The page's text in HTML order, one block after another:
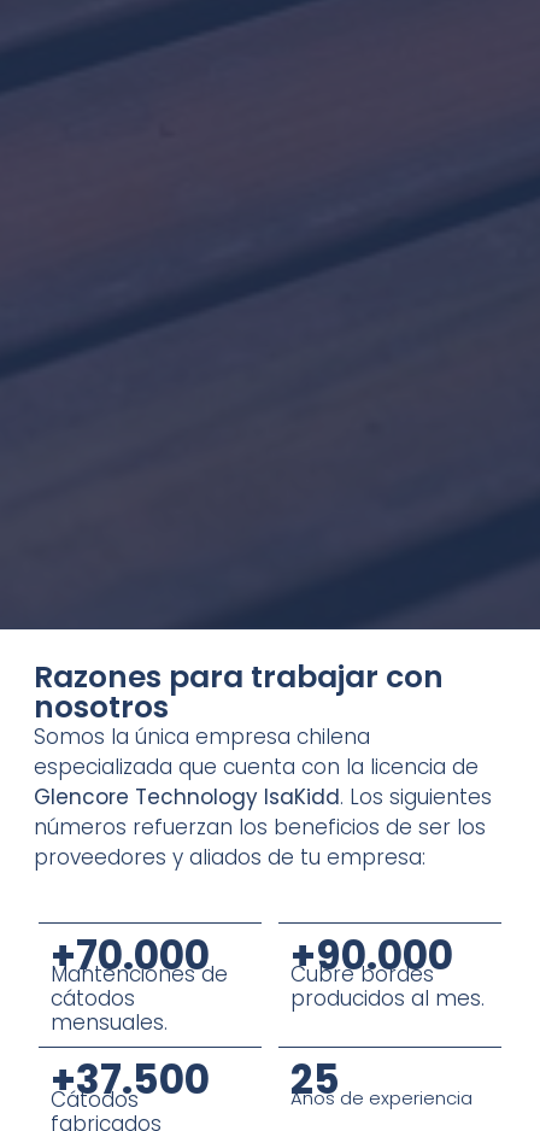
Razones para trabajar con
nosotros
Somos la única empresa chilena
especializada que cuenta con la licencia de
Glencore Technology IsaKidd. Los siguientes
números refuerzan los beneficios de ser los
proveedores y aliados de tu empresa:
+70.000
Mantenciones de
cátodos
mensuales.
+90.000
Cubre bordes
producidos al mes.
+37.500
Cátodos
fabricados
25
Años de experiencia